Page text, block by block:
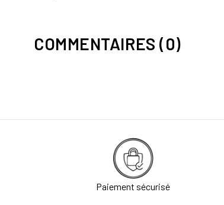
COMMENTAIRES (0)
Paiement sécurisé